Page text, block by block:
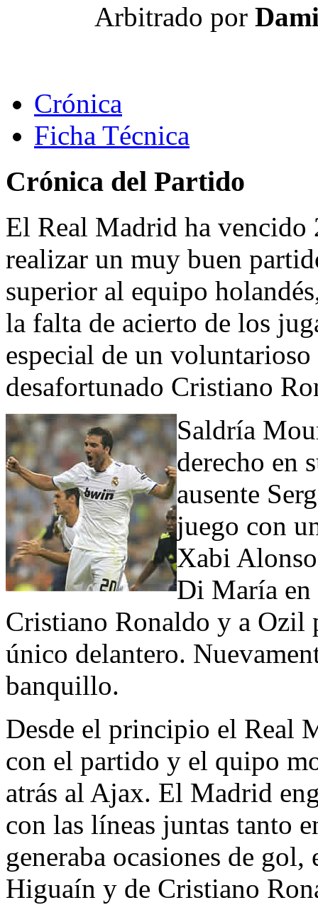
Arbitrado por
Crónica
Ficha Técnica
Crónica del Partido
El Real Madrid ha vencido
realizar un muy buen
superior al equipo
la falta de acierto de los
especial de un
desafortunado Cristiano
Saldría
derecho en
ausente
juego con
Xabi
Di María en
Cristiano Ronaldo y a Ozil
único delantero.
banquillo.
Desde el principio el Real
con el partido y el quipo
atrás al Ajax. El Madrid
con las líneas juntas tanto
generaba ocasiones de
Higuaín y de Cristiano